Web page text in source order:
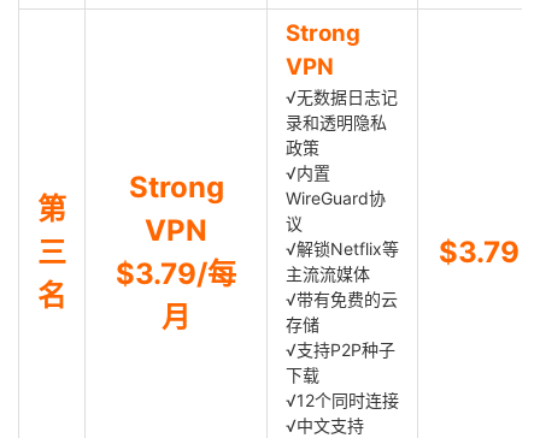
第
三
名
Strong
VPN
$3.79/每
月
Strong
VPN
√无数据日志记
录和透明隐私
政策
√内置
WireGuard协
议
√解锁Netflix等
主流流媒体
√带有免费的云
存储
√支持P2P种子
下载
√12个同时连接
√中文支持
$3.79